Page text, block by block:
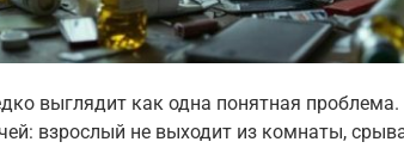
выглядит как одна понятная
взрослый не выходит из комнаты,